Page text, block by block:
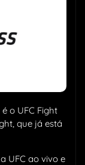
o UFC Fight
que já está
UFC ao vivo e